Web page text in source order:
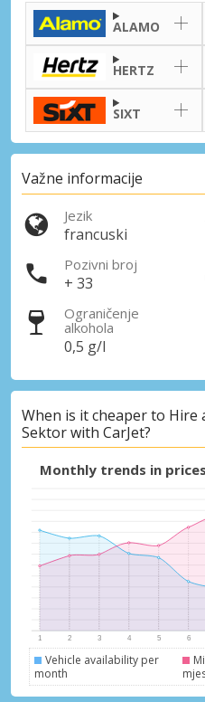
Pristupite
Prijava
ALAMO
HERTZ
SIXT
Važne informacije
Jezik
francuski
Pozivni broj
+ 33
Ograničenje
alkohola
0,5 g/l
When is it cheaper to Hire
Sektor with CarJet?
Monthly trends in
Vehicle availability per
month